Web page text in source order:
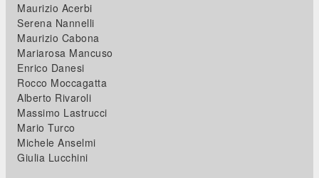
Maurizio Acerbi
Serena Nannelli
Maurizio Cabona
Mariarosa Mancuso
Enrico Danesi
Rocco Moccagatta
Alberto Rivaroli
Massimo Lastrucci
Mario Turco
Michele Anselmi
Giulia Lucchini